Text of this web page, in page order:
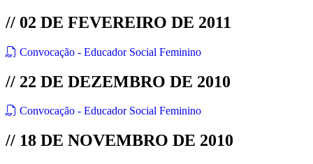
// 02 DE FEVEREIRO DE 2011
Convocação - Educador Social Feminino
// 22 DE DEZEMBRO DE 2010
Convocação - Educador Social Feminino
// 18 DE NOVEMBRO DE 2010